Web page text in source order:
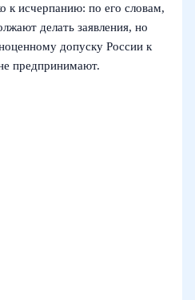
к исчерпанию: по его словам,
делать заявления, но
допуску России к
предпринимают.